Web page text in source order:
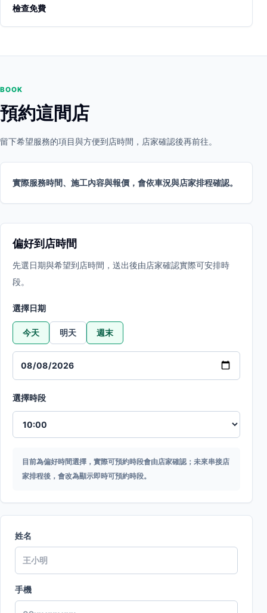
檢查免費
BOOK
預約這間店
留下希望服務的項目與方便到店時間，店家確認後再前往。
實際服務時間、施工內容與報價，會依車況與店家排程確認。
偏好到店時間
先選日期與希望到店時間，送出後由店家確認實際可安排時
段。
選擇日期
今天 明天 週末
選擇時段
目前為偏好時間選擇，實際可預約時段會由店家確認；未來串接店
家排程後，會改為顯示即時可預約時段。
姓名
手機